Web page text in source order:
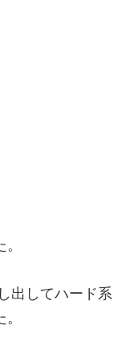
出してハード系